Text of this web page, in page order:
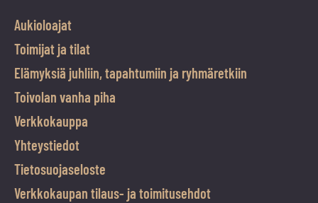
Aukioloajat
Toimijat ja tilat
Elämyksiä juhliin, tapahtumiin ja ryhmäretkiin
Toivolan vanha piha
Verkkokauppa
Yhteystiedot
Tietosuojaseloste
Verkkokaupan tilaus- ja toimitusehdot